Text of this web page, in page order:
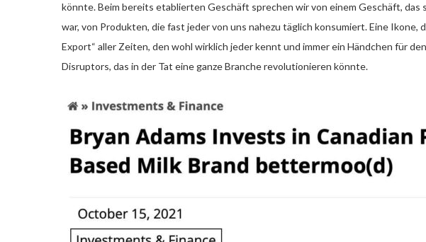
könnte. Beim bereits etablierten Geschäft sprechen wir von einem Geschäft, das
war, von Produkten, die fast jeder von uns nahezu täglich konsumiert. Eine
Export“ aller Zeiten, den wohl wirklich jeder kennt und immer ein Händchen für
Disruptors, das in der Tat eine ganze Branche revolutionieren könnte.